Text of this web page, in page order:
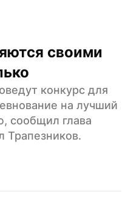
своими
конкурс для
на лучший
сообщил глава
Трапезников.